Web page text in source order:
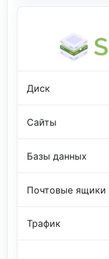
Диск
Сайты
Базы данных
Почтовые ящики
Трафик